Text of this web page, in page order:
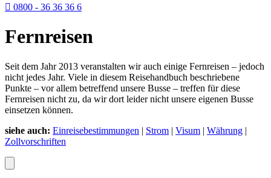
0800 - 36 36 36 6
Fernreisen
Seit dem Jahr 2013 veranstalten wir auch einige Fernreisen – jedoch
nicht jedes Jahr. Viele in diesem Reisehandbuch beschriebene
Punkte – vor allem betreffend unsere Busse – treffen für diese
Fernreisen nicht zu, da wir dort leider nicht unsere eigenen Busse
einsetzen können.
siehe auch: Einreisebestimmungen | Strom | Visum | Währung |
Zollvorschriften